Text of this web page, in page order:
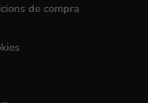
de compra